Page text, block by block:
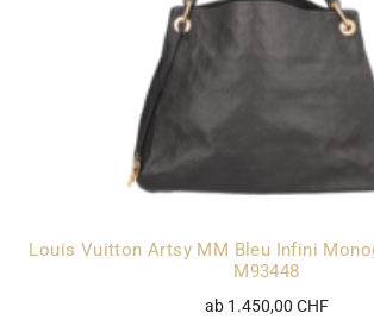
Louis Vuitton Artsy MM Bleu Infini
M93448
ab 1.450,00 CHF